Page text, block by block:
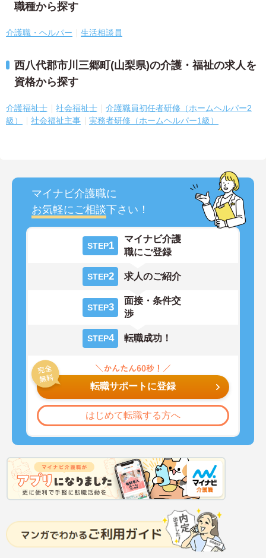
職種から探す
介護職・ヘルパー 生活相談員
西八代郡市川三郷町(山梨県)の介護・福祉の求人を
資格から探す
介護福祉士 社会福祉士
介護職員初任者研修（ホームヘルパー2
級）
社会福祉主事 実務者研修（ホームヘルパー1級）
マイナビ介護職に
お気軽にご相談下さい！
STEP1
マイナビ介護
職にご登録
STEP2 求人のご紹介
STEP3
面接・条件交
渉
STEP4 転職成功！
転職サポートに登録
はじめて転職する方へ